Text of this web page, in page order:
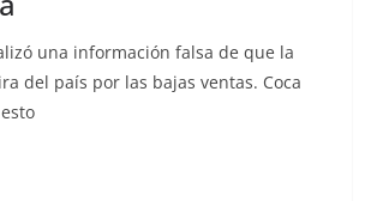
una información falsa de que la
del país por las bajas ventas. Coca